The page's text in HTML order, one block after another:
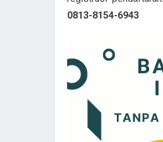
0813-8154-6943